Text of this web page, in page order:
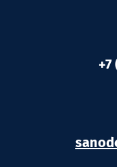
+7